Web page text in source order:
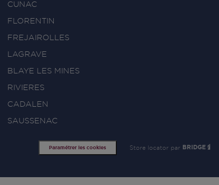
CUNAC
FLORENTIN
FREJAIROLLES
LAGRAVE
BLAYE LES MINES
RIVIERES
CADALEN
SAUSSENAC
Paramétrer les cookies Store locator par BRIDGE